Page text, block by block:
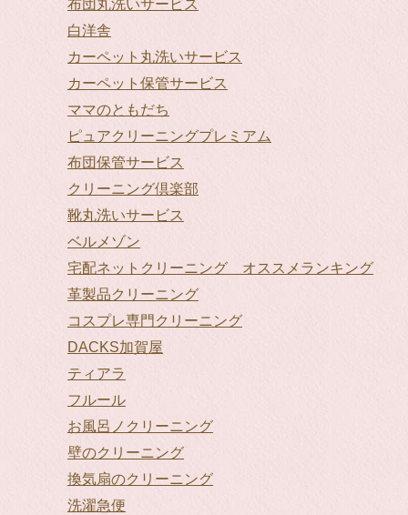
布団丸洗いサービス
白洋舎
カーペット丸洗いサービス
カーペット保管サービス
ママのともだち
ピュアクリーニングプレミアム
布団保管サービス
クリーニング倶楽部
靴丸洗いサービス
ベルメゾン
宅配ネットクリーニング オススメランキング
革製品クリーニング
コスプレ専門クリーニング
DACKS加賀屋
ティアラ
フルール
お風呂ノクリーニング
壁のクリーニング
換気扇のクリーニング
洗濯急便